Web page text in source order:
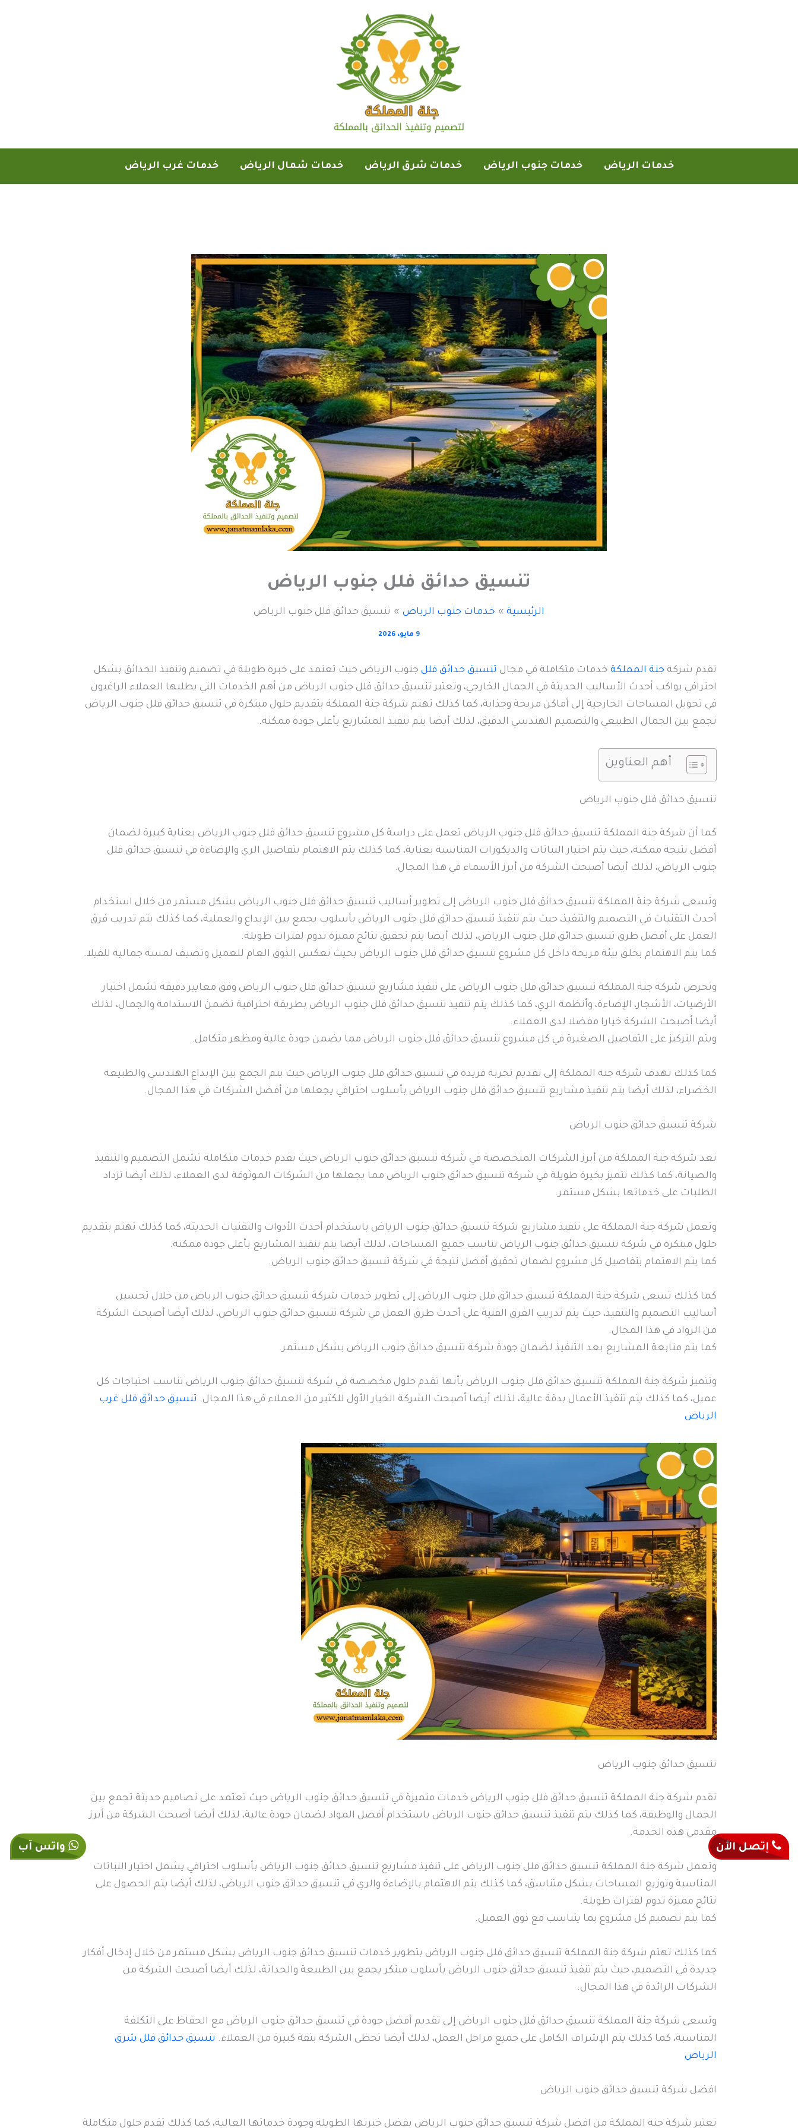
خدمات الرياض خدمات جنوب الرياض خدمات شرق الرياض خدمات شمال الرياض خدمات غرب الرياض
تنسيق حدائق فلل جنوب الرياض
الرئيسية خدمات جنوب الرياض تنسيق حدائق فلل جنوب الرياض
9 مايو، 2026
تقدم شركة جنة المملكة خدمات متكاملة في مجال تنسيق حدائق فلل جنوب الرياض حيث تعتمد على خبرة طويلة في تصميم وتنفيذ الحدائق بشكل
احترافي يواكب أحدث الأساليب الحديثة في الجمال الخارجي، وتعتبر تنسيق حدائق فلل جنوب الرياض من أهم الخدمات التي يطلبها العملاء الراغبون
في تحويل المساحات الخارجية إلى أماكن مريحة وجذابة، كما كذلك تهتم شركة جنة المملكة بتقديم حلول مبتكرة في تنسيق حدائق فلل جنوب الرياض
تجمع بين الجمال الطبيعي والتصميم الهندسي الدقيق، لذلك أيضا يتم تنفيذ المشاريع بأعلى جودة ممكنة.
أهم العناوين
تنسيق حدائق فلل جنوب الرياض
كما أن شركة جنة المملكة تنسيق حدائق فلل جنوب الرياض تعمل على دراسة كل مشروع تنسيق حدائق فلل جنوب الرياض بعناية كبيرة لضمان
أفضل نتيجة ممكنة، حيث يتم اختيار النباتات والديكورات المناسبة بعناية، كما كذلك يتم الاهتمام بتفاصيل الري والإضاءة في تنسيق حدائق فلل
جنوب الرياض، لذلك أيضا أصبحت الشركة من أبرز الأسماء في هذا المجال.
وتسعى شركة جنة المملكة تنسيق حدائق فلل جنوب الرياض إلى تطوير أساليب تنسيق حدائق فلل جنوب الرياض بشكل مستمر من خلال استخدام
أحدث التقنيات في التصميم والتنفيذ، حيث يتم تنفيذ تنسيق حدائق فلل جنوب الرياض بأسلوب يجمع بين الإبداع والعملية، كما كذلك يتم تدريب فرق
العمل على أفضل طرق تنسيق حدائق فلل جنوب الرياض، لذلك أيضا يتم تحقيق نتائج مميزة تدوم لفترات طويلة.
كما يتم الاهتمام بخلق بيئة مريحة داخل كل مشروع تنسيق حدائق فلل جنوب الرياض بحيث تعكس الذوق العام للعميل وتضيف لمسة جمالية للفيلا.
وتحرص شركة جنة المملكة تنسيق حدائق فلل جنوب الرياض على تنفيذ مشاريع تنسيق حدائق فلل جنوب الرياض وفق معايير دقيقة تشمل اختيار
الأرضيات، الأشجار، الإضاءة، وأنظمة الري، كما كذلك يتم تنفيذ تنسيق حدائق فلل جنوب الرياض بطريقة احترافية تضمن الاستدامة والجمال، لذلك
أيضا أصبحت الشركة خيارا مفضلا لدى العملاء.
ويتم التركيز على التفاصيل الصغيرة في كل مشروع تنسيق حدائق فلل جنوب الرياض مما يضمن جودة عالية ومظهر متكامل.
كما كذلك تهدف شركة جنة المملكة إلى تقديم تجربة فريدة في تنسيق حدائق فلل جنوب الرياض حيث يتم الجمع بين الإبداع الهندسي والطبيعة
الخضراء، لذلك أيضا يتم تنفيذ مشاريع تنسيق حدائق فلل جنوب الرياض بأسلوب احترافي يجعلها من أفضل الشركات في هذا المجال.
شركة تنسيق حدائق جنوب الرياض
تعد شركة جنة المملكة من أبرز الشركات المتخصصة في شركة تنسيق حدائق جنوب الرياض حيث تقدم خدمات متكاملة تشمل التصميم والتنفيذ
والصيانة، كما كذلك تتميز بخبرة طويلة في شركة تنسيق حدائق جنوب الرياض مما يجعلها من الشركات الموثوقة لدى العملاء، لذلك أيضا تزداد
الطلبات على خدماتها بشكل مستمر.
وتعمل شركة جنة المملكة على تنفيذ مشاريع شركة تنسيق حدائق جنوب الرياض باستخدام أحدث الأدوات والتقنيات الحديثة، كما كذلك تهتم بتقديم
حلول مبتكرة في شركة تنسيق حدائق جنوب الرياض تناسب جميع المساحات، لذلك أيضا يتم تنفيذ المشاريع بأعلى جودة ممكنة.
كما يتم الاهتمام بتفاصيل كل مشروع لضمان تحقيق أفضل نتيجة في شركة تنسيق حدائق جنوب الرياض.
كما كذلك تسعى شركة جنة المملكة تنسيق حدائق فلل جنوب الرياض إلى تطوير خدمات شركة تنسيق حدائق جنوب الرياض من خلال تحسين
أساليب التصميم والتنفيذ، حيث يتم تدريب الفرق الفنية على أحدث طرق العمل في شركة تنسيق حدائق جنوب الرياض، لذلك أيضا أصبحت الشركة
من الرواد في هذا المجال.
كما يتم متابعة المشاريع بعد التنفيذ لضمان جودة شركة تنسيق حدائق جنوب الرياض بشكل مستمر.
وتتميز شركة جنة المملكة تنسيق حدائق فلل جنوب الرياض بأنها تقدم حلول مخصصة في شركة تنسيق حدائق جنوب الرياض تناسب احتياجات كل
عميل، كما كذلك يتم تنفيذ الأعمال بدقة عالية، لذلك أيضا أصبحت الشركة الخيار الأول للكثير من العملاء في هذا المجال. تنسيق حدائق فلل غرب
الرياض
تنسيق حدائق جنوب الرياض
تقدم شركة جنة المملكة تنسيق حدائق فلل جنوب الرياض خدمات متميزة في تنسيق حدائق جنوب الرياض حيث تعتمد على تصاميم حديثة تجمع بين
الجمال والوظيفة، كما كذلك يتم تنفيذ تنسيق حدائق جنوب الرياض باستخدام أفضل المواد لضمان جودة عالية، لذلك أيضا أصبحت الشركة من أبرز
مقدمي هذه الخدمة.
وتعمل شركة جنة المملكة تنسيق حدائق فلل جنوب الرياض على تنفيذ مشاريع تنسيق حدائق جنوب الرياض بأسلوب احترافي يشمل اختيار النباتات
المناسبة وتوزيع المساحات بشكل متناسق، كما كذلك يتم الاهتمام بالإضاءة والري في تنسيق حدائق جنوب الرياض، لذلك أيضا يتم الحصول على
نتائج مميزة تدوم لفترات طويلة.
كما يتم تصميم كل مشروع بما يتناسب مع ذوق العميل.
كما كذلك تهتم شركة جنة المملكة تنسيق حدائق فلل جنوب الرياض بتطوير خدمات تنسيق حدائق جنوب الرياض بشكل مستمر من خلال إدخال أفكار
جديدة في التصميم، حيث يتم تنفيذ تنسيق حدائق جنوب الرياض بأسلوب مبتكر يجمع بين الطبيعة والحداثة، لذلك أيضا أصبحت الشركة من
الشركات الرائدة في هذا المجال.
وتسعى شركة جنة المملكة تنسيق حدائق فلل جنوب الرياض إلى تقديم أفضل جودة في تنسيق حدائق جنوب الرياض مع الحفاظ على التكلفة
المناسبة، كما كذلك يتم الإشراف الكامل على جميع مراحل العمل، لذلك أيضا تحظى الشركة بثقة كبيرة من العملاء. تنسيق حدائق فلل شرق
الرياض
افضل شركة تنسيق حدائق جنوب الرياض
تعتبر شركة جنة المملكة من افضل شركة تنسيق حدائق جنوب الرياض بفضل خبرتها الطويلة وجودة خدماتها العالية، كما كذلك تقدم حلول متكاملة
إتصل الأن واتس آب